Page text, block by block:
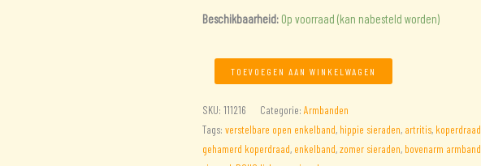
Beschikbaarheid: Op voorraad (kan nabesteld worden)
Koperen
dubbele
armband
voor
de
TOEVOEGEN AAN WINKELWAGEN
SKU: 111216 Categorie: Armbanden
Tags: verstelbare open enkelband, hippie sieraden, artritis, koperdraad
gehamerd koperdraad, enkelband,zomer sieraden, bovenarm armband